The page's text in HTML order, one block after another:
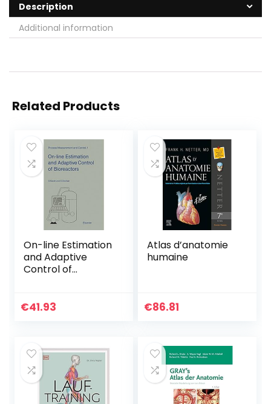
Description
Additional information
Related Products
On-line Estimation
and Adaptive
Control of
Measurement and
€41.93
Atlas d’anatomie
humaine
€86.81